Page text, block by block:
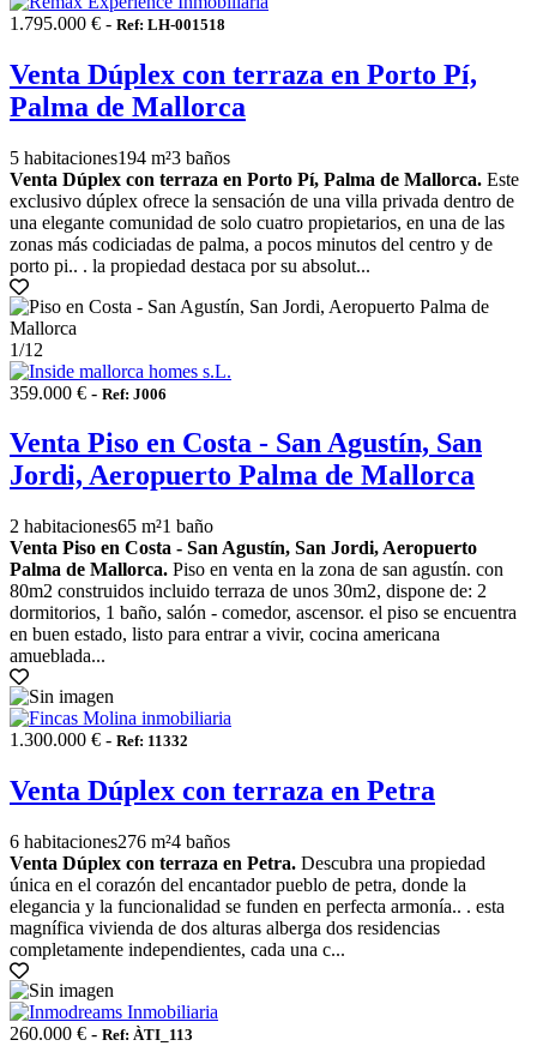
1.795.000 € - Ref: LH-001518
Venta Dúplex con terraza en Porto Pí,
Palma de Mallorca
5 habitaciones194 m²3 baños
Venta Dúplex con terraza en Porto Pí, Palma de Mallorca. Este
exclusivo dúplex ofrece la sensación de una villa privada dentro de
una elegante comunidad de solo cuatro propietarios, en una de las
zonas más codiciadas de palma, a pocos minutos del centro y de
porto pi.. . la propiedad destaca por su absolut...
1/12
359.000 € - Ref: J006
Venta Piso en Costa - San Agustín, San
Jordi, Aeropuerto Palma de Mallorca
2 habitaciones65 m²1 baño
Venta Piso en Costa - San Agustín, San Jordi, Aeropuerto
Palma de Mallorca. Piso en venta en la zona de san agustín. con
80m2 construidos incluido terraza de unos 30m2, dispone de: 2
dormitorios, 1 baño, salón - comedor, ascensor. el piso se encuentra
en buen estado, listo para entrar a vivir, cocina americana
amueblada...
1.300.000 € - Ref: 11332
Venta Dúplex con terraza en Petra
6 habitaciones276 m²4 baños
Venta Dúplex con terraza en Petra. Descubra una propiedad
única en el corazón del encantador pueblo de petra, donde la
elegancia y la funcionalidad se funden en perfecta armonía.. . esta
magnífica vivienda de dos alturas alberga dos residencias
completamente independientes, cada una c...
260.000 € - Ref: ÀTI_113